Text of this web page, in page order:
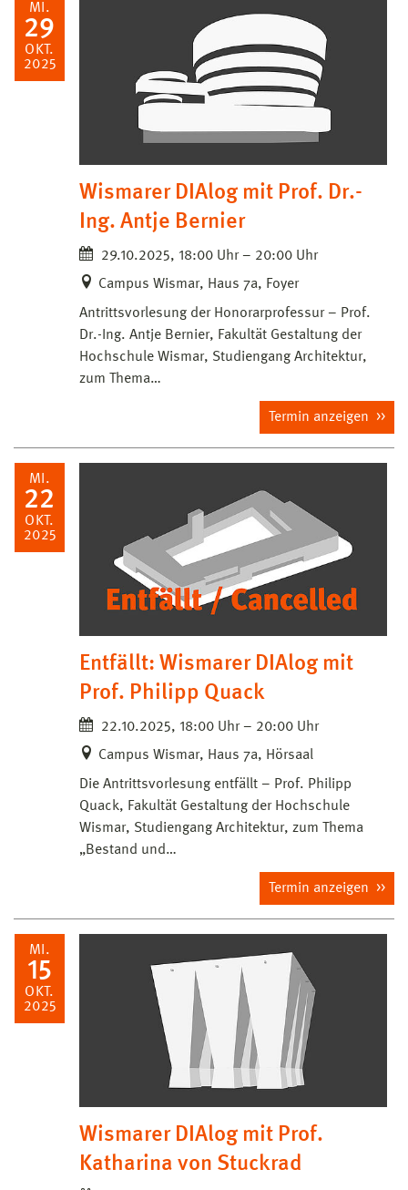
MI.
29
OKT.
2025
Wismarer DIAlog mit Prof. Dr.-
Ing. Antje Bernier
29.10.2025, 18:00 Uhr – 20:00 Uhr
Campus Wismar, Haus 7a, Foyer
Antrittsvorlesung der Honorarprofessur – Prof.
Dr.-Ing. Antje Bernier, Fakultät Gestaltung der
Hochschule Wismar, Studiengang Architektur,
zum Thema…
Termin anzeigen
MI.
22
OKT.
2025
Entfällt: Wismarer DIAlog mit
Prof. Philipp Quack
22.10.2025, 18:00 Uhr – 20:00 Uhr
Campus Wismar, Haus 7a, Hörsaal
Die Antrittsvorlesung entfällt – Prof. Philipp
Quack, Fakultät Gestaltung der Hochschule
Wismar, Studiengang Architektur, zum Thema
„Bestand und…
Termin anzeigen
MI.
15
OKT.
2025
Wismarer DIAlog mit Prof.
Katharina von Stuckrad